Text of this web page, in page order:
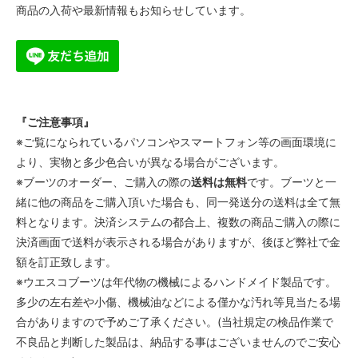
商品の入荷や最新情報もお知らせしています。
『ご注意事項』
※ご覧になられているパソコンやスマートフォン等の画面環境に
より、実物と多少色合いが異なる場合がございます。
※ブーツのオーダー、ご購入の際の送料は無料です。ブーツと一
緒に他の商品をご購入頂いた場合も、同一発送分の送料は全て無
料となります。決済システムの都合上、複数の商品ご購入の際に
決済画面で送料が表示される場合がありますが、後ほど弊社で金
額を訂正致します。
※ウエスコブーツは年代物の機械によるハンドメイド製品です。
多少の左右差や小傷、機械油などによる僅かな汚れ等見当たる場
合がありますので予めご了承ください。(当社規定の検品作業で
不良品と判断した製品は、納品する事はございませんのでご安心